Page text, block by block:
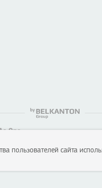
One
пользователей сайта